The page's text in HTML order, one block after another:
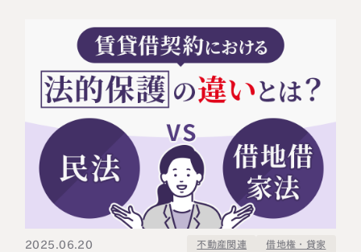
2025.06.20 不動産関連 借地権・貸家